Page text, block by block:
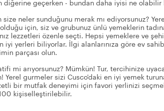
diğerine geçerken - bundan daha iyisi ne olabilir
size neler sunduğunu merak mı ediyorsunuz?
için, siz ve grubunuz ünlü yemeklerin
lezzetleri özenle seçti. Hepsi yemeklere ve
iyi yerleri biliyorlar. İlgi alanlarınıza göre ev
parçası olun.
mi arıyorsunuz? Mümkün! Tur, tercihinize
gurmeler sizi Cusco'daki en iyi yemek
bir mutfak deneyimi için favori yerlinizi
kişiselleştirilebilir.